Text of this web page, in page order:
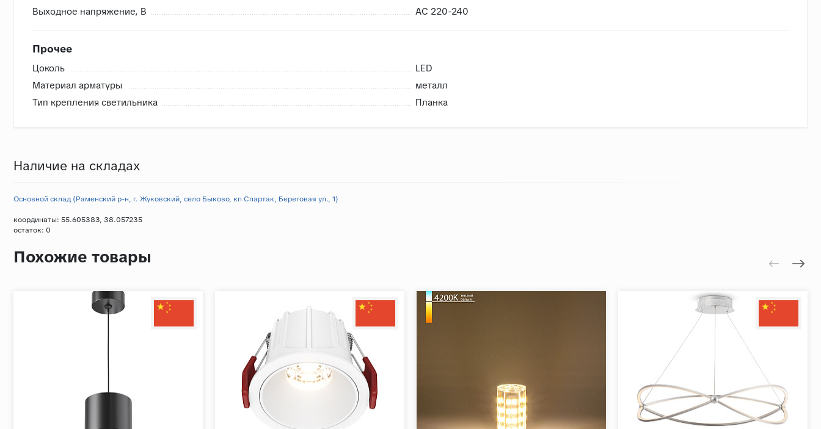
Выходное напряжение, В
AC 220-240
Прочее
Цоколь
LED
Материал арматуры
металл
Тип крепления светильника
Планка
Наличие на складах
Основной склад (Раменский р-н, г. Жуковский, село Быково, кп Спартак, Береговая ул., 1)
координаты: 55.605383, 38.057235
остаток: 0
Похожие товары